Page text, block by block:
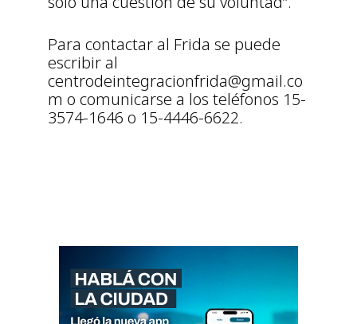
Para contactar al Frida se puede
escribir al
centrodeintegracionfrida@gmail.co
m o comunicarse a los teléfonos 15-
3574-1646 o 15-4446-6622.